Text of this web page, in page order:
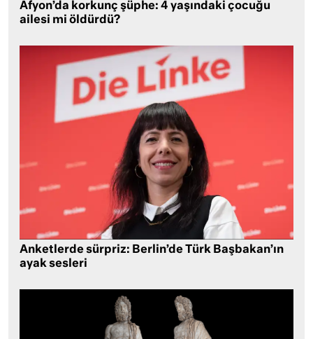
Afyon’da korkunç şüphe: 4 yaşındaki çocuğu
ailesi mi öldürdü?
Anketlerde sürpriz: Berlin’de Türk Başbakan’ın
ayak sesleri